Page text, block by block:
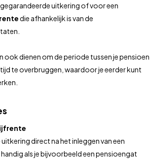
uitkering of voor een
die afhankelijk is van de
ook dienen om de periode tussen je pensioen
te overbruggen, waardoor je eerder kunt
direct na het inleggen van een
als je bijvoorbeeld een pensioengat